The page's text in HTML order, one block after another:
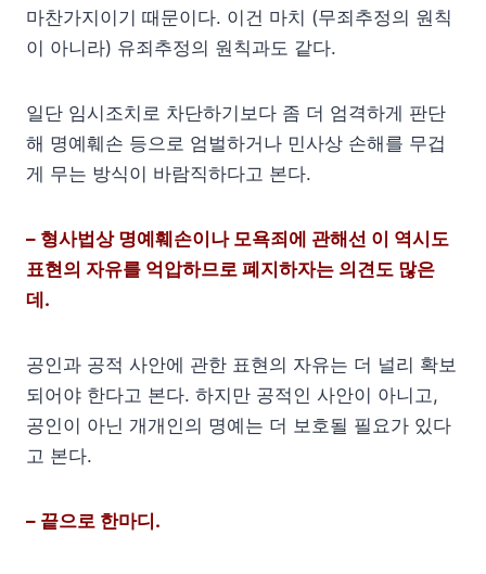
마찬가지이기 때문이다. 이건 마치 (무죄추정의 원칙
이 아니라) 유죄추정의 원칙과도 같다.
일단 임시조치로 차단하기보다 좀 더 엄격하게 판단
해 명예훼손 등으로 엄벌하거나 민사상 손해를 무겁
게 무는 방식이 바람직하다고 본다.
– 형사법상 명예훼손이나 모욕죄에 관해선 이 역시도
표현의 자유를 억압하므로 폐지하자는 의견도 많은
데.
공인과 공적 사안에 관한 표현의 자유는 더 널리 확보
되어야 한다고 본다. 하지만 공적인 사안이 아니고,
공인이 아닌 개개인의 명예는 더 보호될 필요가 있다
고 본다.
– 끝으로 한마디.